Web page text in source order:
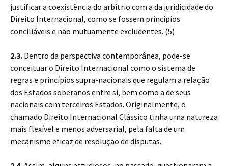
justificar a coexistência do arbítrio com a da juridicidade do
Direito Internacional, como se fossem princípios
conciliáveis e não mutuamente excludentes. (5)
2.3. Dentro da perspectiva contemporânea, pode-se
conceituar o Direito Internacional como o sistema de
regras e princípios supra-nacionais que regulam a relação
dos Estados soberanos entre si, bem como a de seus
nacionais com terceiros Estados. Originalmente, o
chamado Direito Internacional Clássico tinha uma natureza
mais flexível e menos adversarial, pela falta de um
mecanismo eficaz de resolução de disputas.